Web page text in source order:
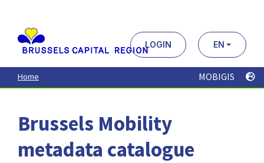
contenu
principal
LOGIN EN
Home MOBIGIS
Brussels Mobility
metadata catalogue